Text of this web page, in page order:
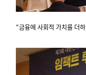
“금융에 사회적 가치를 더